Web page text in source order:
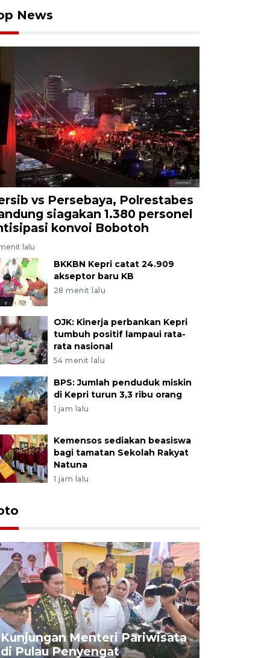
News
vs Persebaya, Polrestabes
siagakan 1.380 personel
konvoi Bobotoh
lalu
BKKBN Kepri catat 24.909
akseptor baru KB
28 menit lalu
OJK: Kinerja perbankan Kepri
tumbuh positif lampaui rata-
rata nasional
54 menit lalu
BPS: Jumlah penduduk miskin
di Kepri turun 3,3 ribu orang
1 jam lalu
Kemensos sediakan beasiswa
bagi tamatan Sekolah Rakyat
Natuna
1 jam lalu
Kunjungan Menteri Pariwisata
di Pulau Penyengat